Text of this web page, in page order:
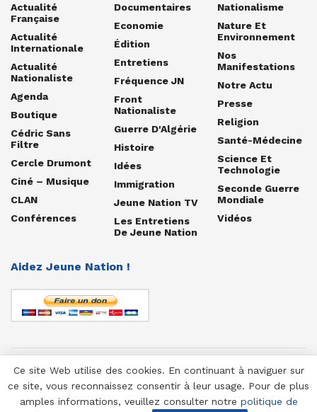
Actualité
Française
Actualité
Internationale
Actualité
Nationaliste
Agenda
Boutique
Cédric Sans
Filtre
Cercle Drumont
Ciné – Musique
CLAN
Conférences
Documentaires
Economie
Édition
Entretiens
Fréquence JN
Front
Nationaliste
Guerre D'Algérie
Histoire
Idées
Immigration
Jeune Nation TV
Les Entretiens
De Jeune Nation
Nationalisme
Nature Et
Environnement
Nos
Manifestations
Notre Actu
Presse
Religion
Santé-Médecine
Science Et
Technologie
Seconde Guerre
Mondiale
Vidéos
Aidez Jeune Nation !
© 1958-2025 Jeune Nation
Ce site Web utilise des cookies. En continuant à naviguer sur
ce site, vous reconnaissez consentir à leur usage. Pour de plus
amples informations, veuillez consulter notre politique de